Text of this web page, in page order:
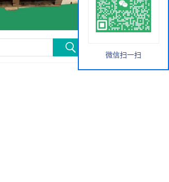
微信扫一扫